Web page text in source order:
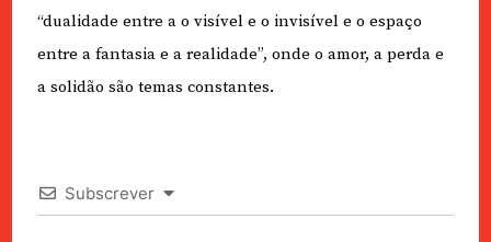
“dualidade entre a o visível e o invisível e o espaço
entre a fantasia e a realidade”, onde o amor, a perda e
a solidão são temas constantes.
Subscrever